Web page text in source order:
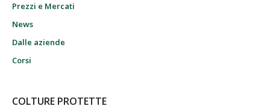
Prezzi e Mercati
News
Dalle aziende
Corsi
COLTURE PROTETTE